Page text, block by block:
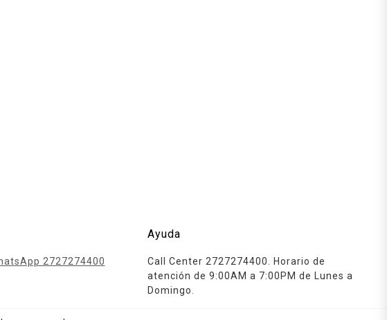
2727274400
Ayuda
Call Center 2727274400. Horario de
atención de 9:00AM a 7:00PM de Lunes a
Domingo.